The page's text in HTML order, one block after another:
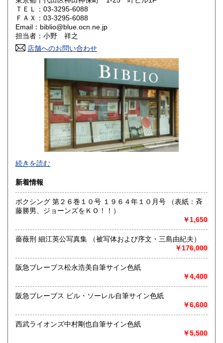
岡山県 185円 広島県
山口県 185円
香川県 185円
185円 福岡県
185円 長崎県
185円 大分県
185円 鹿児島県
ＴＥＬ：03-3295-6088
ＦＡＸ：03-3295-6088
Email：biblio@blue.ocn.ne.jp
担当者：小野 祥之
店舗へのお問い合わせ
色紙・掛軸・書簡・原稿・芸能人のサインなどの肉筆類、野
球をはじめスポーツ関連書籍やユニホーム・バット・グロー
沿線名：都営新宿線・三田線、東京メトロ半蔵門線
最寄駅：神保町駅A7出口徒歩3分・JRお茶の水駅徒歩8分
営業時間：11:00〜18:00
書籍の買取について
色紙・掛軸・書簡・原稿・芸能人のサインなどの肉筆類、野
球をはじめスポーツ関連の書籍やユニホーム・バット・グロ
ーブなどの実使用品・記念品を専門的に扱っています。
取り扱い分野
続きを読む
新着情報
ボクシング 第２６巻１０号 １９６４年１０月号 （表紙：斉
藤勝男、ジョーンズをＫＯ！！）
￥1,650
薔薇刑 細江英公写真集 （被写体および序文・三島由紀夫）
￥176,000
阪急ブレーブス松永浩美自筆サイン色紙
￥4,400
阪急ブレーブス ビル・ソーレル自筆サイン色紙
￥6,600
西武ライオンズ中村剛也自筆サイン色紙
￥5,500